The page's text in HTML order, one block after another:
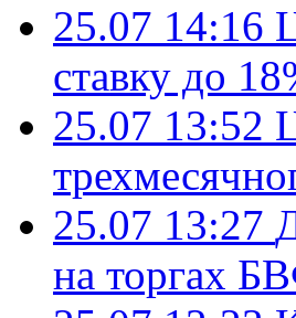
25.07 14:16
ставку до
25.07 13:52
25.07 13:27
на торгах